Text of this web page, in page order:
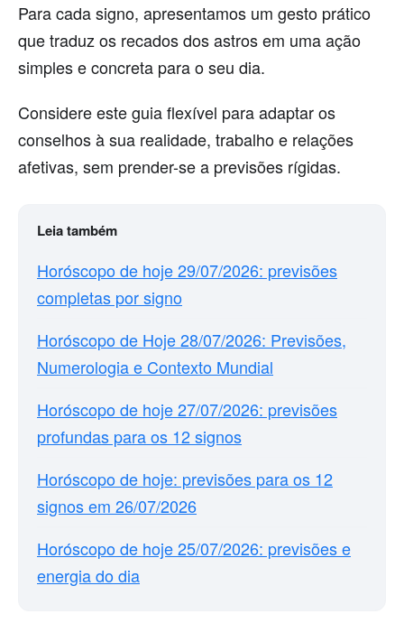
Para cada signo, apresentamos um gesto prático
que traduz os recados dos astros em uma ação
simples e concreta para o seu dia.
Considere este guia flexível para adaptar os
conselhos à sua realidade, trabalho e relações
afetivas, sem prender-se a previsões rígidas.
Leia também
Horóscopo de hoje 29/07/2026: previsões
completas por signo
Horóscopo de Hoje 28/07/2026: Previsões,
Numerologia e Contexto Mundial
Horóscopo de hoje 27/07/2026: previsões
profundas para os 12 signos
Horóscopo de hoje: previsões para os 12
signos em 26/07/2026
Horóscopo de hoje 25/07/2026: previsões e
energia do dia